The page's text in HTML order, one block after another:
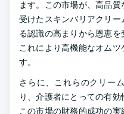
ます。この市場が、高品
受けたスキンバリアクリ
る認識の高まりから恩恵を
これにより高機能なオム
す。
さらに、これらのクリー
り、介護者にとっての有効
この市場の財務的成功の